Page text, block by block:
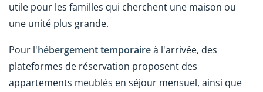
utile pour les familles qui cherchent une maison ou
une unité plus grande.
Pour l'hébergement temporaireà l'arrivée, des
plateformes de réservation proposent des
appartements meublés en séjour mensuel, ainsi que